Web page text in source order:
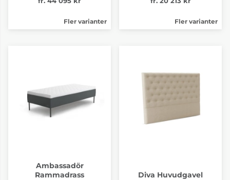
Fler varianter Fler varianter
Ambassadör
Rammadrass
Diva Huvudgavel